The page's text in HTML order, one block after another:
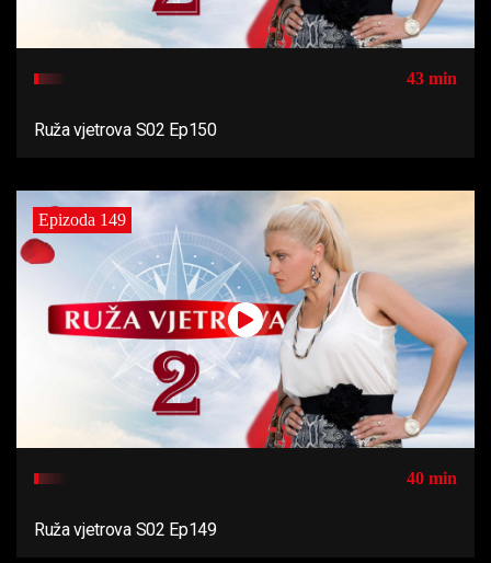
43 min
Ruža vjetrova S02 Ep150
Epizoda 149
40 min
Ruža vjetrova S02 Ep149